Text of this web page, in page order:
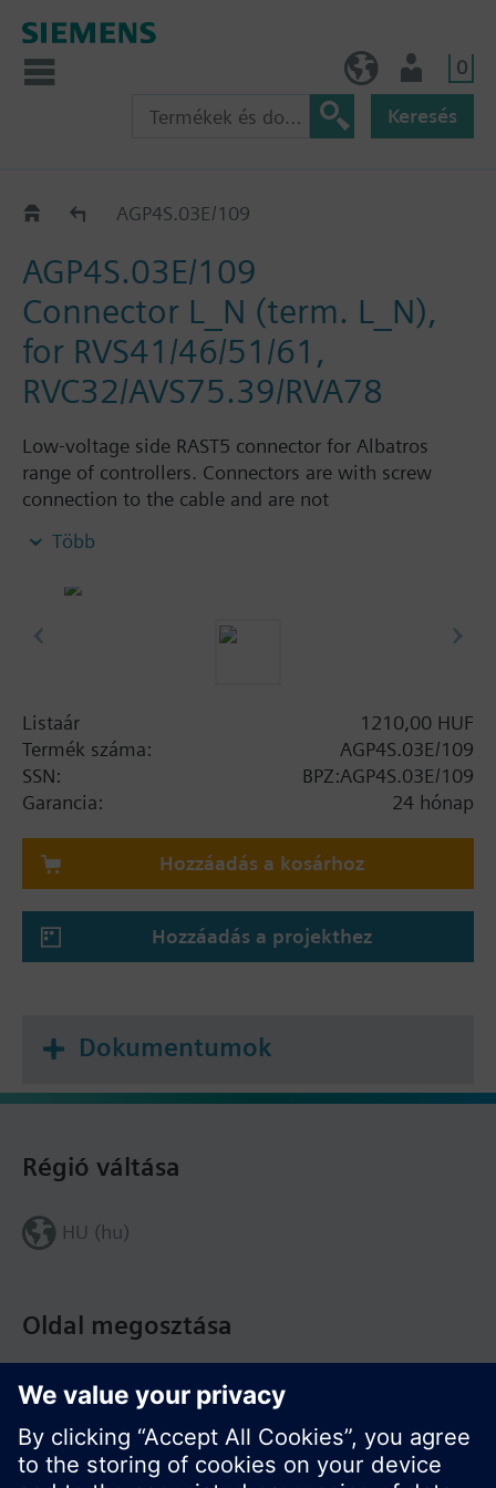
0
Keresés
KatalógusAGP4S.03E/109
AGP4S.03E/109
Connector L_N (term. L_N),
for RVS41/46/51/61,
RVC32/AVS75.39/RVA78
Low-voltage side RAST5 connector for Albatros
range of controllers. Connectors are with screw
connection to the cable and are not
Több
Listaár
1210,00 HUF
Termék száma:
AGP4S.03E/109
SSN:
BPZ:AGP4S.03E/109
Garancia:
24 hónap
Hozzáadás a kosárhoz
Hozzáadás a projekthez
Dokumentumok
Oldal megosztása
Régió váltása
HU (hu)